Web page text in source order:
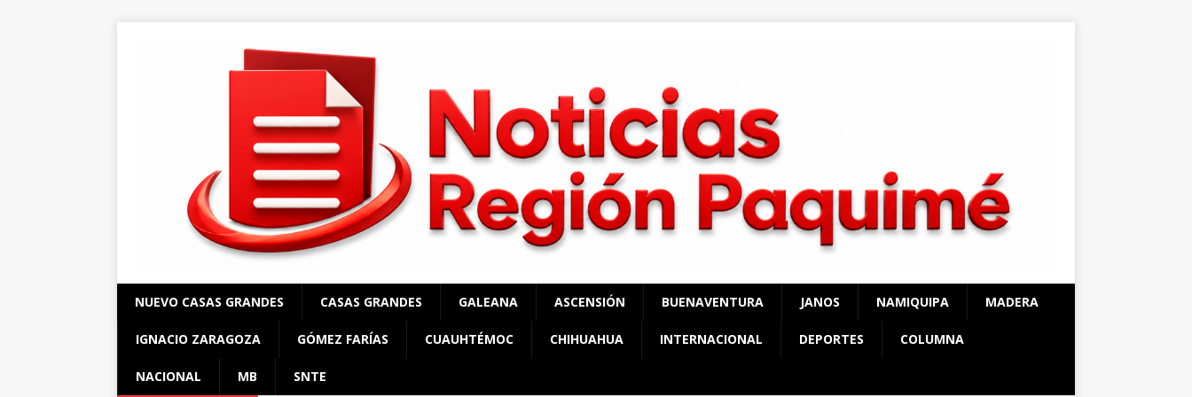
NUEVO CASAS GRANDES CASAS GRANDES GALEANA ASCENSIÓN BUENAVENTURA JANOS NAMIQUIPA MADERA
IGNACIO ZARAGOZA GÓMEZ FARÍAS CUAUHTÉMOC CHIHUAHUA INTERNACIONAL DEPORTES COLUMNA
NACIONAL MB SNTE